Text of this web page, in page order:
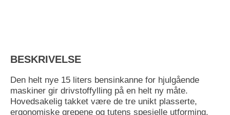
BESKRIVELSE
Den helt nye 15 liters bensinkanne for hjulgående
maskiner gir drivstoffylling på en helt ny måte.
Hovedsakelig takket være de tre unikt plasserte,
ergonomiske grepene og tutens spesielle utforming.